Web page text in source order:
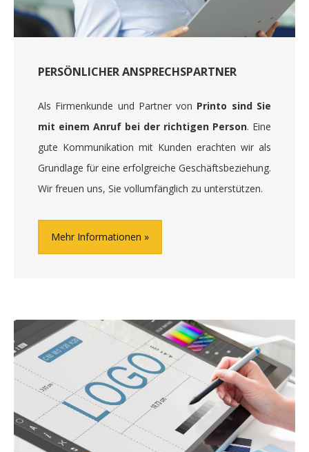
PERSÖNLICHER ANSPRECHSPARTNER
Als Firmenkunde und Partner von Printo sind Sie
mit einem Anruf bei der richtigen Person. Eine
gute Kommunikation mit Kunden erachten wir als
Grundlage für eine erfolgreiche Geschäftsbeziehung.
Wir freuen uns, Sie vollumfänglich zu unterstützen.
Mehr Informationen